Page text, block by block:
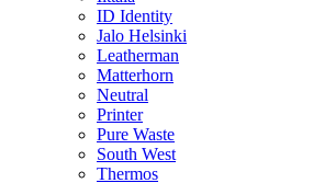
ID Identity
Jalo Helsinki
Leatherman
Matterhorn
Neutral
Printer
Pure Waste
South West
Thermos